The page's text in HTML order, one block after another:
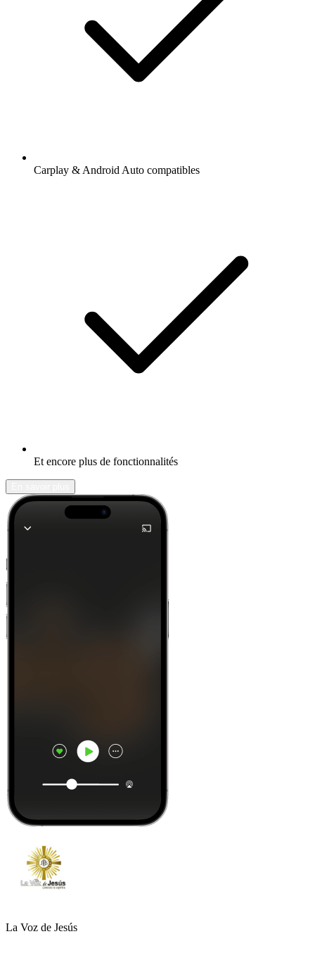
Carplay & Android Auto compatibles
Et encore plus de fonctionnalités
La Voz de Jesús